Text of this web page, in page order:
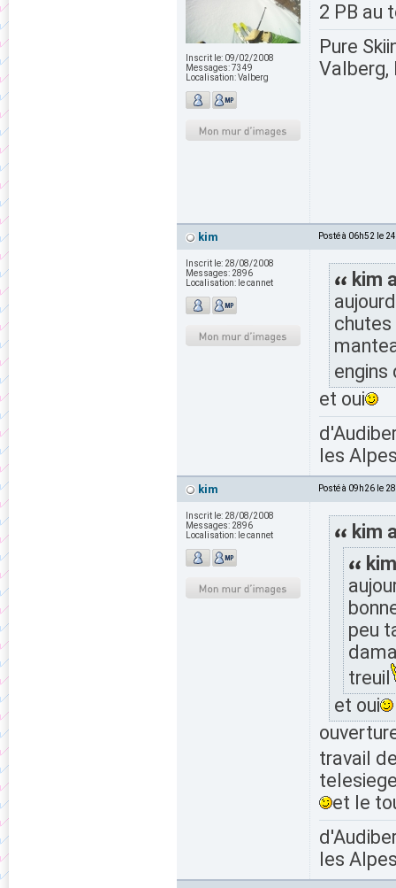
Inscrit le: 09/02/2008
Messages:7349
Localisation:Valberg
2 PB au
Pure
Valberg,
kim Posté à 06h52 le
Inscrit le: 28/08/2008
Messages: 2896
Localisation: le cannet
kim
chutes
engins
et oui
les
kim Posté à 09h26 le
Inscrit le: 28/08/2008
Messages: 2896
Localisation: le cannet
kim
peu
treuil
et oui
travail
et le
les